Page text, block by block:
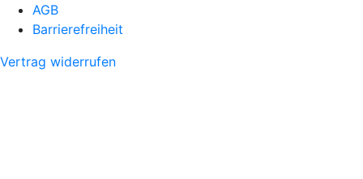
AGB
Barrierefreiheit
Vertrag widerrufen